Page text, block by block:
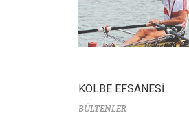
KOLBE EFSANESİ
BÜLTENLER